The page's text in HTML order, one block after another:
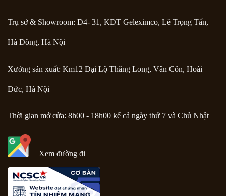
Trụ sở & Showroom: D4- 31, KĐT Geleximco, Lê Trọng Tấn,
Hà Đông, Hà Nội
Xưởng sản xuất: Km12 Đại Lộ Thăng Long, Vân Côn, Hoài
Đức, Hà Nội
Thời gian mở cửa: 8h00 - 18h00 kể cả ngày thứ 7 và Chủ Nhật
Xem đường đi